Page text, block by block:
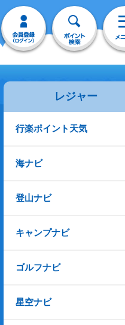
レジャー
行楽ポイント天気
海ナビ
登山ナビ
キャンプナビ
ゴルフナビ
星空ナビ